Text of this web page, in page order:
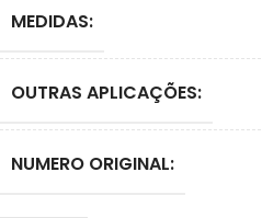
MEDIDAS:
OUTRAS APLICAÇÕES:
NUMERO ORIGINAL: